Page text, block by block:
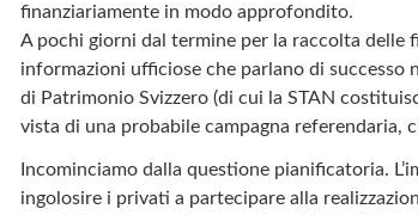
finanziariamente in modo approfondito.
A pochi giorni dal termine per la raccolta delle
informazioni ufficiose che parlano di
di Patrimonio Svizzero (di cui la STAN
vista di una probabile campagna referendaria,
Incominciamo dalla questione pianificatoria.
ingolosire i privati a partecipare alla